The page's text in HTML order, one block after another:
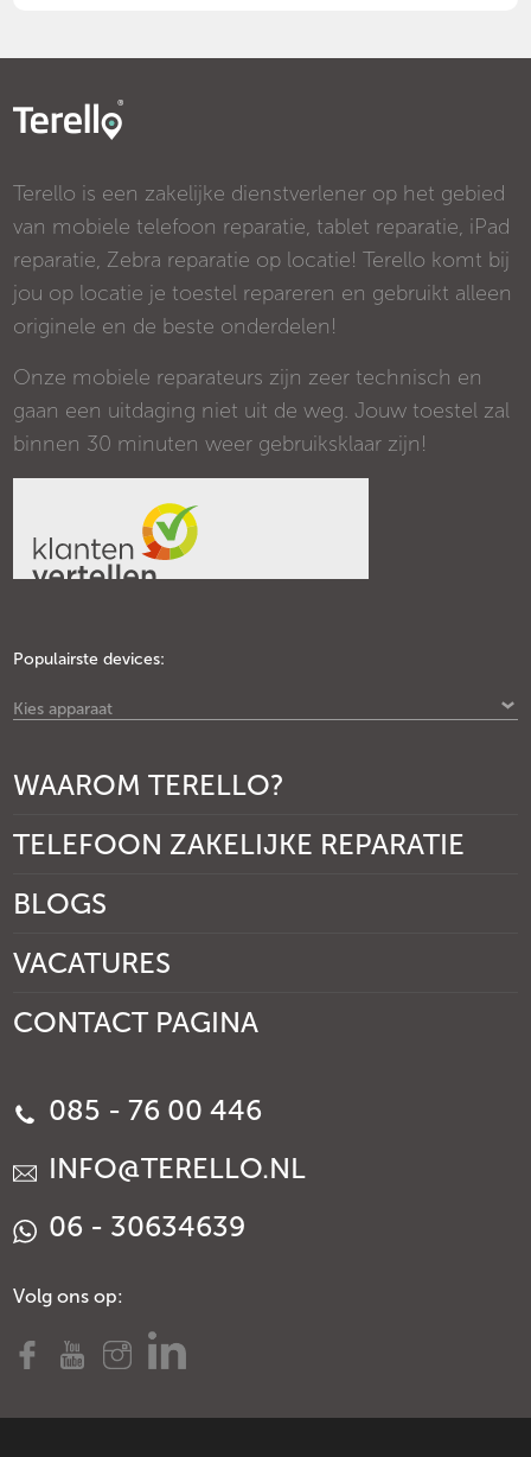
Terello is een zakelijke dienstverlener op het gebied
van mobiele telefoon reparatie, tablet reparatie, iPad
reparatie, Zebra reparatie op locatie! Terello komt bij
jou op locatie je toestel repareren en gebruikt alleen
originele en de beste onderdelen!
Onze mobiele reparateurs zijn zeer technisch en
gaan een uitdaging niet uit de weg. Jouw toestel zal
binnen 30 minuten weer gebruiksklaar zijn!
Populairste devices:
Kies apparaat
WAAROM TERELLO?
TELEFOON ZAKELIJKE REPARATIE
BLOGS
VACATURES
CONTACT PAGINA
085 - 76 00 446
INFO@TERELLO.NL
06 - 30634639
Volg ons op: